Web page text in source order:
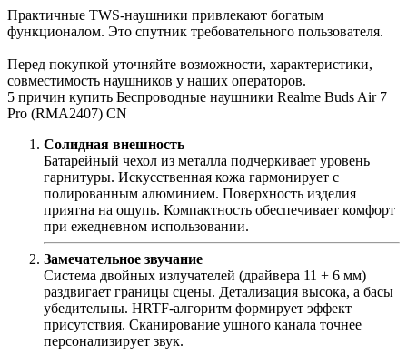
Практичные TWS-наушники привлекают богатым
функционалом. Это спутник требовательного пользователя.
Перед покупкой уточняйте возможности, характеристики,
совместимость наушников у наших операторов.
5 причин купить Беспроводные наушники Realme Buds Air 7
Pro (RMA2407) CN
Солидная внешность
Батарейный чехол из металла подчеркивает уровень
гарнитуры. Искусственная кожа гармонирует с
полированным алюминием. Поверхность изделия
приятна на ощупь. Компактность обеспечивает комфорт
при ежедневном использовании.
Замечательное звучание
Система двойных излучателей (драйвера 11 + 6 мм)
раздвигает границы сцены. Детализация высока, а басы
убедительны. HRTF-алгоритм формирует эффект
присутствия. Сканирование ушного канала точнее
персонализирует звук.